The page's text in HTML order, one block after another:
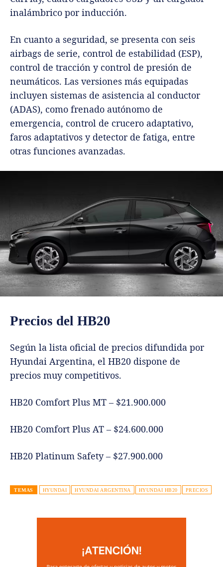
inalámbrico por inducción.
En cuanto a seguridad, se presenta con seis
airbags de serie, control de estabilidad (ESP),
control de tracción y control de presión de
neumáticos. Las versiones más equipadas
incluyen sistemas de asistencia al conductor
(ADAS), como frenado autónomo de
emergencia, control de crucero adaptativo,
faros adaptativos y detector de fatiga, entre
otras funciones avanzadas.
Precios del HB20
Según la lista oficial de precios difundida por
Hyundai Argentina, el HB20 dispone de
precios muy competitivos.
HB20 Comfort Plus MT – $21.900.000
HB20 Comfort Plus AT – $24.600.000
HB20 Platinum Safety – $27.900.000
TEMAS HYUNDAI HYUNDAI ARGENTINA HYUNDAI HB20 PRECIOS